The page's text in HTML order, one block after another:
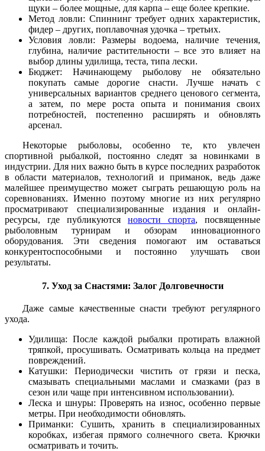
щуки – более мощные, для карпа – еще более крепкие.
Метод ловли: Спиннинг требует одних характеристик,
фидер – других, поплавочная удочка – третьих.
Условия ловли: Размеры водоема, наличие течения,
глубина, наличие растительности – все это влияет на
выбор длины удилища, теста, типа лески.
Бюджет: Начинающему рыболову не обязательно
покупать самые дорогие снасти. Лучше начать с
универсальных вариантов среднего ценового сегмента,
а затем, по мере роста опыта и понимания своих
потребностей, постепенно расширять и обновлять
арсенал.
Некоторые рыболовы, особенно те, кто увлечен
спортивной рыбалкой, постоянно следят за новинками в
индустрии. Для них важно быть в курсе последних разработок
в области материалов, технологий и приманок, ведь даже
малейшее преимущество может сыграть решающую роль на
соревнованиях. Именно поэтому многие из них регулярно
просматривают специализированные издания и онлайн-
ресурсы, где публикуются новости спорта, посвященные
рыболовным турнирам и обзорам инновационного
оборудования. Эти сведения помогают им оставаться
конкурентоспособными и постоянно улучшать свои
результаты.
7. Уход за Снастями: Залог Долговечности
Даже самые качественные снасти требуют регулярного
ухода.
Удилища: После каждой рыбалки протирать влажной
тряпкой, просушивать. Осматривать кольца на предмет
повреждений.
Катушки: Периодически чистить от грязи и песка,
смазывать специальными маслами и смазками (раз в
сезон или чаще при интенсивном использовании).
Леска и шнуры: Проверять на износ, особенно первые
метры. При необходимости обновлять.
Приманки: Сушить, хранить в специализированных
коробках, избегая прямого солнечного света. Крючки
осматривать и точить.